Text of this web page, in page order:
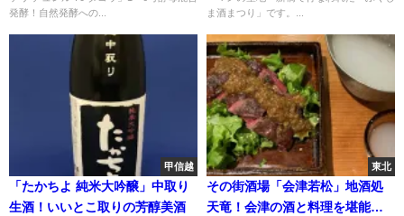
発酵！自然発酵への...
ま酒まつり」です。...
甲信越
「たかちよ 純米大吟醸」中取り
生酒！いいとこ取りの芳醇美酒
東北
その街酒場「会津若松」地酒処
天竜！会津の酒と料理を堪能、